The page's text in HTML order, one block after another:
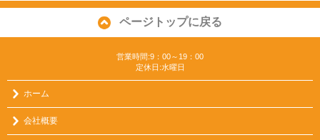
ページトップに戻る
営業時間:9：00～19：00
定休日:水曜日
ホーム
会社概要